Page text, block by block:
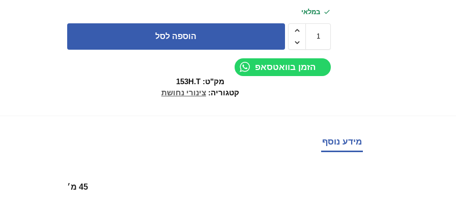
במלאי
הוספה לסל
הזמן בוואטסאפ
מק"ט:153H.T
קטגוריה:צינורי נחושת
מידע נוסף
45 מ׳